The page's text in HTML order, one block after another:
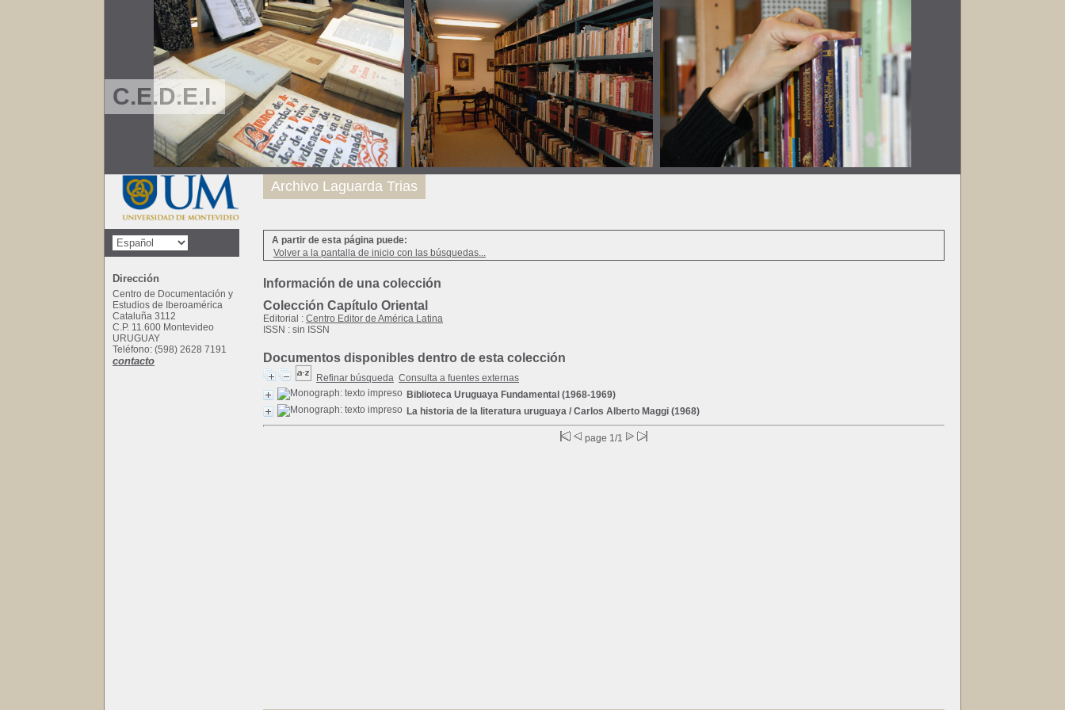
C.E.D.E.I.
A partir de esta página puede:
Volver a la pantalla de inicio con las búsquedas...
Información de una colección
Colección Capítulo Oriental
Editorial : Centro Editor de América Latina
ISSN : sin ISSN
Documentos disponibles dentro de esta colección
Refinar búsqueda Consulta a fuentes externas
Biblioteca Uruguaya Fundamental (1968-1969)
La historia de la literatura uruguaya / Carlos Alberto Maggi (1968)
page 1/1
Archivo Laguarda Trias
Dirección
Centro de Documentación y
Estudios de Iberoamérica
Cataluña 3112
C.P. 11.600 Montevideo
URUGUAY
Teléfono: (598) 2628 7191
contacto